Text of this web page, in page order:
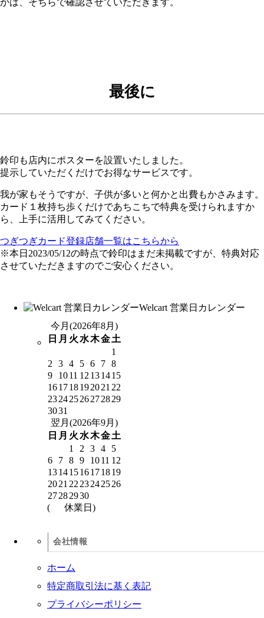
かは、そちらで確認させていただきます。
最後に
鈴印も店内にポスターを設置いたしました。
提示していただくだけでお得なサービスです。
我が家もそうですが、子供が多いと何かと出費もかさみます。
カード１枚持ち歩くだけであちこちで特典を受けられますか
ら、上手に活用してみてください。
つぎつぎカード登録店舗一覧はこちらから
※本日2023/05/12の時点で鈴印はまだ未掲載ですが、特典対応
させていただきますのでご安心ください。
Welcart 営業日カレンダー
今月(2026年8月)
日 月 火 水木金土
1
2
3 4 5 6 7 8
9
1011 12 131415
161718192021 22
23242526272829
3031
翌月(2026年9月)
日 月 火 水木金土
1
2 3 4
5
6
7 8 9 1011 12
13141516171819
2021 22 23242526
27282930
(
休業日)
会社情報
ホーム
特定商取引法に基く表記
プライバシーポリシー